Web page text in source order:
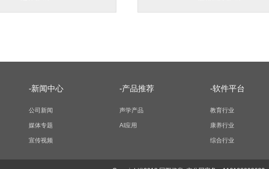
-新闻中心
公司新闻
媒体专题
宣传视频
-产品推荐
声学产品
AI应用
-软件平台
教育行业
康养行业
综合行业